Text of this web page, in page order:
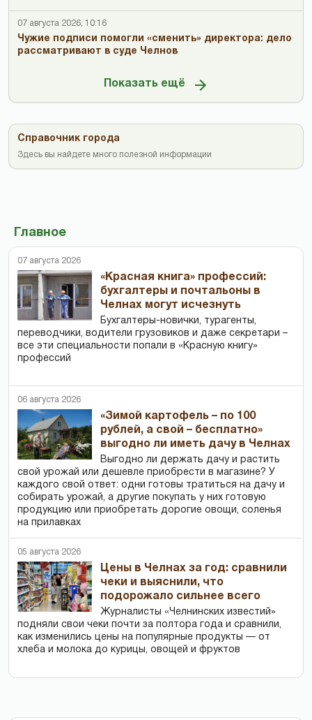
07 августа 2026, 10:16
Чужие подписи помогли «сменить» директора: дело
рассматривают в суде Челнов
Показать ещё
Справочник города
Здесь вы найдете много полезной информации
Главное
07 августа 2026
«Красная книга» профессий:
бухгалтеры и почтальоны в
Челнах могут исчезнуть
Бухгалтеры-новички, тур­агенты,
переводчики, водители грузовиков и даже секретари –
все эти специальности попали в «Красную книгу»
профессий
06 августа 2026
«Зимой картофель – по 100
рублей, а свой – бесплатно»
выгодно ли иметь дачу в Челнах
Выгодно ли держать дачу и растить
свой урожай или дешевле приобрести в магазине? У
каждого свой ответ: одни готовы тратиться на дачу и
собирать урожай, а другие покупать у них готовую
продукцию или приобретать дорогие овощи, соленья
на прилавках
05 августа 2026
Цены в Челнах за год: сравнили
чеки и выяснили, что
подорожало сильнее всего
Журналисты «Челнинских известий»
подняли свои чеки почти за полтора года и сравнили,
как изменились цены на популярные продукты — от
хлеба и молока до курицы, овощей и фруктов